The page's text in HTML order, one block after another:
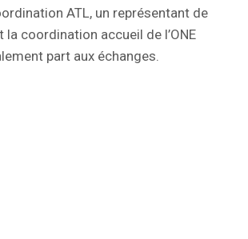
ATL, un représentant de
la coordination accueil de l’ONE
part aux échanges.